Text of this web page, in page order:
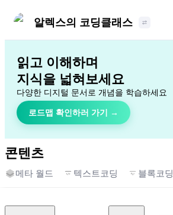
알렉스의 코딩클래스
읽고 이해하며
지식을 넓혀보세요
다양한 디지털 문서로 개념을 학습하세요
로드맵 확인하러 가기 →
콘텐츠
메타 월드 텍스트코딩 블록코딩